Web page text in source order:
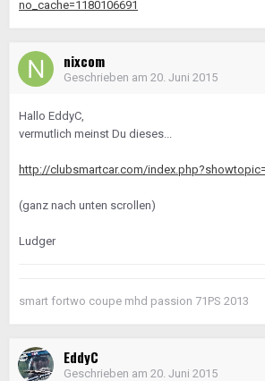
nixcom
Geschrieben am 20. Juni 2015
Hallo EddyC,
vermutlich meinst Du dieses...
http://clubsmartcar.com/
(ganz nach unten scrollen)
Ludger
smart fortwo coupe mhd passion 71PS 2013
EddyC
Geschrieben am 20. Juni 2015